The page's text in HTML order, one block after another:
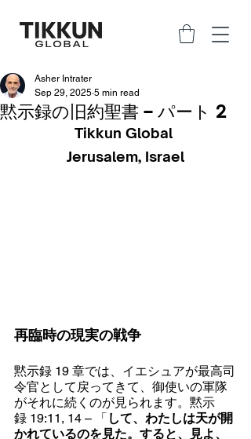
黙示録の旧約聖書 – パート 2
Asher Intrater
Sep 29, 2025 5 min read
Tikkun Global
Jerusalem, Israel
再臨時の現実の戦争
黙示録 19 章では、イエシュアが最高司
令官として戻ってきて、御使いの軍隊
がそれに続くのが見られます。黙示
録 19:11, 14 – 「 して、わたしは天が開
かれているのを見た。すると、見よ、